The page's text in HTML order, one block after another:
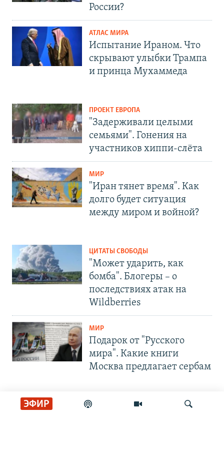
ЭФИР
России?
АТЛАС МИРА
Испытание Ираном. Что
скрывают улыбки Трампа
и принца Мухаммеда
ПРОЕКТ ЕВРОПА
"Задерживали целыми
семьями". Гонения на
участников хиппи-слёта
МИР
"Иран тянет время". Как
долго будет ситуация
между миром и войной?
ЦИТАТЫ СВОБОДЫ
"Может ударить, как
бомба". Блогеры – о
последствиях атак на
Wildberries
МИР
Подарок от "Русского
мира". Какие книги
Москва предлагает сербам
СОЦИАЛЬНЫЕ СЕТИ